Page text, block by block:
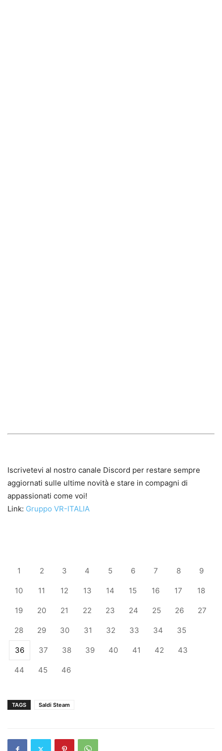
Iscrivetevi al nostro canale Discord per restare sempre
aggiornati sulle ultime novità e stare in compagni di
appassionati come voi!
Link: Gruppo VR-ITALIA
1 2 3 4 5 6 7 8 9
10 11 12 13 14 15 16 17 18
19 20 21 22 23 24 25 26 27
28 29 30 31 32 33 34 35
36 37 38 39 40 41 42 43
44 45 46
TAGS Saldi Steam